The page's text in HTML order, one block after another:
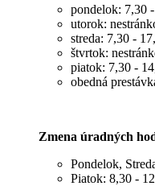
pondelok: 7,30
utorok:
streda: 7,30 -
štvrtok:
piatok: 7,30 -
obedná
Zmena úradných
Pondelok,
Piatok: 8,30 -